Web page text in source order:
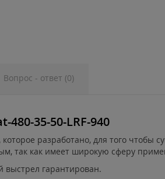
Вопрос - ответ (0)
35-50-LRF-940
разработано, для того чтобы
так как имеет широкую сферу
гарантирован.